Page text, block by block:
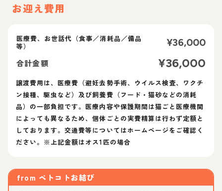
お迎え費用
医療費、お世話代（食事／消耗品／備品
等）
¥36,000
合計金額 ¥36,000
譲渡費用は、医療費（避妊去勢手術、ウイルス検査、ワクチ
ン接種、駆虫など）及び飼養費（フード・猫砂などの消耗
品）の一部負担です。医療内容や保護期間は猫ごと医療機関
によっても異なるため、個体ごとの実費精算は行わず定額と
しております。交通費等についてはホームページをご確認く
from ペトコトお結び